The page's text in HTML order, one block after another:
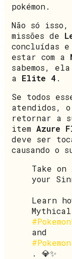
pokémon.
Não só
missões de
concluídas e
estar com a
sabemos,
a Elite 4 .
Se todos
atendidos, o
retornar a
item Azure
deve ser
causando o
Take
your
Learn
Mythical
and
. 💎✨